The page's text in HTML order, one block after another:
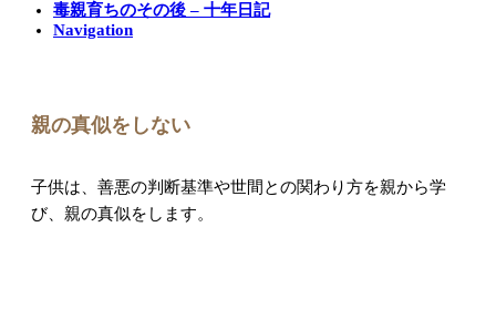
毒親育ちのその後 – 十年日記
Navigation
親の真似をしない
子供は、善悪の判断基準や世間との関わり方を親から学
び、親の真似をします。